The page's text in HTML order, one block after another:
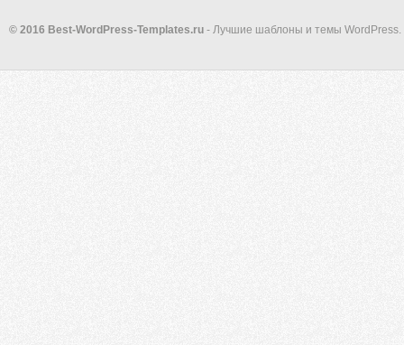
© 2016 Best-WordPress-Templates.ru - Лучшие шаблоны и темы